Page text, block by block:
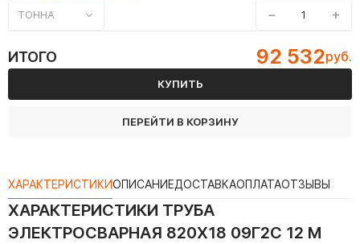
ТОННА − +
ИТОГО 92 532руб.
КУПИТЬ
ПЕРЕЙТИ В КОРЗИНУ
ХАРАКТЕРИСТИКИОПИСАНИЕДОСТАВКАОПЛАТАОТЗЫВЫ
ХАРАКТЕРИСТИКИ ТРУБА
ЭЛЕКТРОСВАРНАЯ 820Х18 09Г2С 12 М